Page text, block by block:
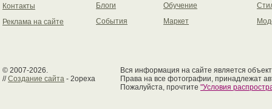
Контакты
Реклама на сайте
Блоги
События
Обучение
Маркет
© 2007-2026.
//Создание сайта - 2opexa
Вся информация на сайте является
Права на все фотографии, принадлежат
Пожалуйста, прочтите "Условия